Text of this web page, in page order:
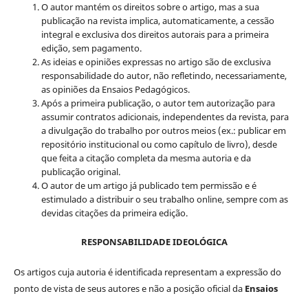
O autor mantém os direitos sobre o artigo, mas a sua
publicação na revista implica, automaticamente, a cessão
integral e exclusiva dos direitos autorais para a primeira
edição, sem pagamento.
As ideias e opiniões expressas no artigo são de exclusiva
responsabilidade do autor, não refletindo, necessariamente,
as opiniões da Ensaios Pedagógicos.
Após a primeira publicação, o autor tem autorização para
assumir contratos adicionais, independentes da revista, para
a divulgação do trabalho por outros meios (ex.: publicar em
repositório institucional ou como capítulo de livro), desde
que feita a citação completa da mesma autoria e da
publicação original.
O autor de um artigo já publicado tem permissão e é
estimulado a distribuir o seu trabalho online, sempre com as
devidas citações da primeira edição.
RESPONSABILIDADE IDEOLÓGICA
Os artigos cuja autoria é identificada representam a expressão do
ponto de vista de seus autores e não a posição oficial da Ensaios